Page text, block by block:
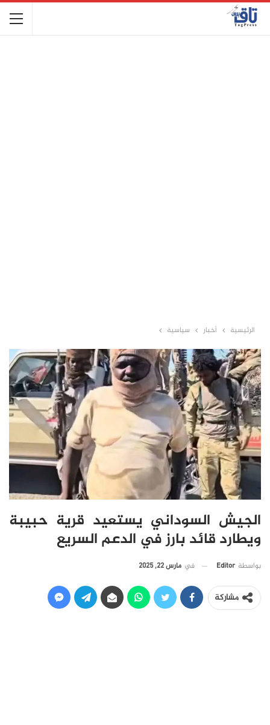
الرئيسية أخبار سياسية
الجيش السوداني يستعيد قرية حبيبة
ويطارد قائد بارز في الدعم السريع
بواسطة Editor في مارس 22, 2025
مشاركة